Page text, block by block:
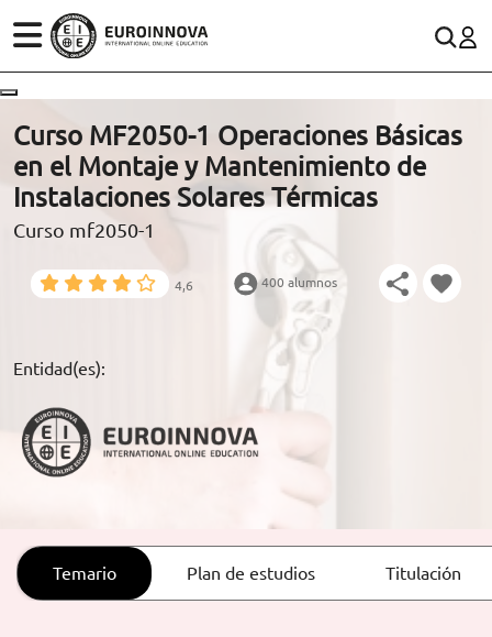
ÁREAS
ESTUDIOS
CONOCE EUROINNOVA
RECURSOS EDUCATIVOS
ARTÍCULOS
(+34)958 050 200(gratuito en España)
900 831 200
Curso MF2050-1 Operaciones Básicas
en el Montaje y Mantenimiento de
Instalaciones Solares Térmicas
Curso mf2050-1
4,6 400 alumnos
Entidad(es):
Temario Plan de estudios Titulación